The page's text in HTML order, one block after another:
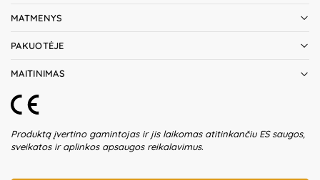
MATMENYS
PAKUOTĖJE
MAITINIMAS
Produktą įvertino gamintojas ir jis laikomas atitinkančiu ES saugos,
sveikatos ir aplinkos apsaugos reikalavimus.